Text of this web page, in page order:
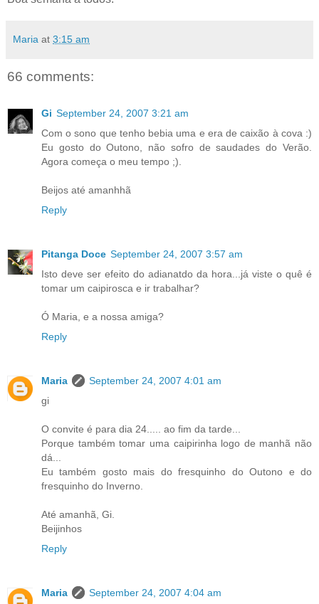
Maria at 3:15 am
66 comments:
Gi September 24, 2007 3:21 am
Com o sono que tenho bebia uma e era de caixão à cova :)
Eu gosto do Outono, não sofro de saudades do Verão.
Agora começa o meu tempo ;).
Beijos até amanhhã
Reply
Pitanga Doce September 24, 2007 3:57 am
Isto deve ser efeito do adianatdo da hora...já viste o quê é
tomar um caipirosca e ir trabalhar?
Ó Maria, e a nossa amiga?
Reply
Maria
September 24, 2007 4:01 am
gi
O convite é para dia 24..... ao fim da tarde...
Porque também tomar uma caipirinha logo de manhã não
dá...
Eu também gosto mais do fresquinho do Outono e do
fresquinho do Inverno.
Até amanhã, Gi.
Beijinhos
Reply
Maria
September 24, 2007 4:04 am